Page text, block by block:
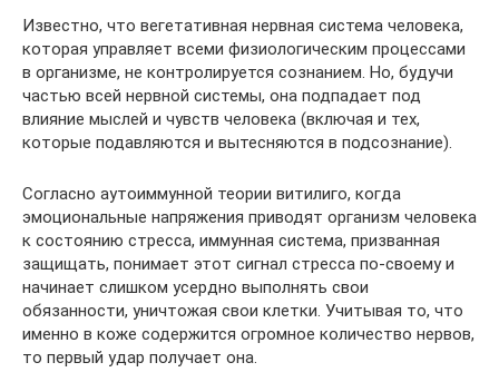
Известно, что вегетативная нервная система человека,
которая управляет всеми физиологическим процессами
в организме, не контролируется сознанием. Но, будучи
частью всей нервной системы, она подпадает под
влияние мыслей и чувств человека (включая и тех,
которые подавляются и вытесняются в подсознание).
Согласно аутоиммунной теории витилиго, когда
эмоциональные напряжения приводят организм человека
к состоянию стресса, иммунная система, призванная
защищать, понимает этот сигнал стресса по-своему и
начинает слишком усердно выполнять свои
обязанности, уничтожая свои клетки. Учитывая то, что
именно в коже содержится огромное количество нервов,
то первый удар получает она.